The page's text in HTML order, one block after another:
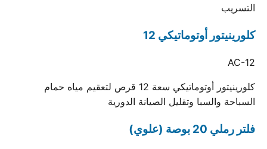
التسريب
كلورينيتور أوتوماتيكي 12
AC-12
كلورينيتور أوتوماتيكي سعة 12 قرص لتعقيم مياه حمام
السباحة والسبا وتقليل الصيانة الدورية
فلتر رملي 20 بوصة (علوي)